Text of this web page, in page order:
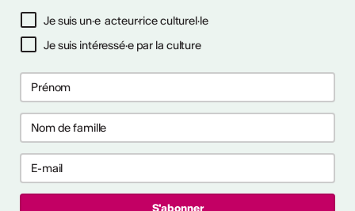
plus
collaborations
premières collaborations
rappeur·euses et
déjà publié un EP ou un
CHF. Délai : 1er
Je suis un·e acteur·rice culturel·le
Je suis intéressé·e par la culture